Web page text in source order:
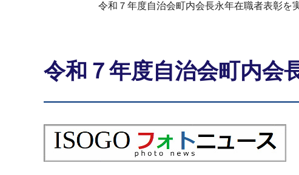
令和７年度自治会町内会長永年在職者表彰を
令和７年度自治会町内会